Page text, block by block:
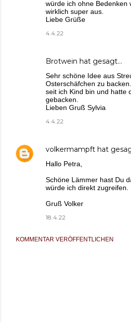
würde ich ohne Bedenken
wirklich super aus.
Liebe Grüße
4.4.22
Brotwein hat gesagt…
Sehr schöne Idee aus
Osterschäfchen zu
seit ich Kind bin und hatte
gebacken.
Lieben Gruß Sylvia
4.4.22
volkermampft hat
Hallo Petra,
Schöne Lämmer hast Du
würde ich direkt zugreifen.
Gruß Volker
18.4.22
KOMMENTAR VERÖFFENTLICHEN